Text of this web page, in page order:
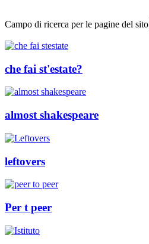
Campo di ricerca per le pagine del sito
che fai st'estate?
almost shakespeare
leftovers
Per t peer